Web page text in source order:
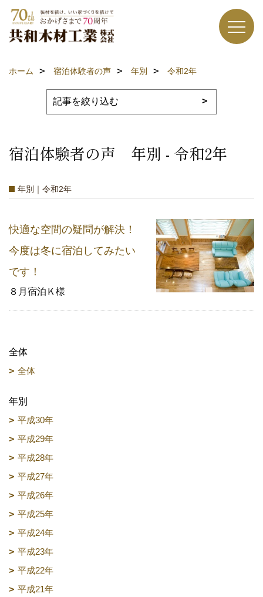
ホーム 宿泊体験者の声 年別 令和2年
宿泊体験者の声 年別 - 令和2年
年別｜令和2年
快適な空間の疑問が解決！
今度は冬に宿泊してみたい
です！
８月宿泊Ｋ様
全体
全体
年別
平成30年
平成29年
平成28年
平成27年
平成26年
平成25年
平成24年
平成23年
平成22年
平成21年